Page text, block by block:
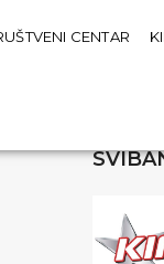
CENTAR